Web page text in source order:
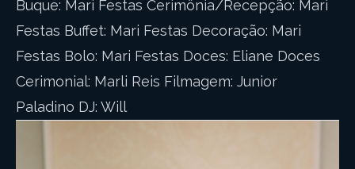
Buque: Mari Festas Cerimônia/Recepção: Mari
Festas Buffet: Mari Festas Decoração: Mari
Festas Bolo: Mari Festas Doces: Eliane Doces
Cerimonial: Marli Reis Filmagem: Junior
Paladino DJ: Will